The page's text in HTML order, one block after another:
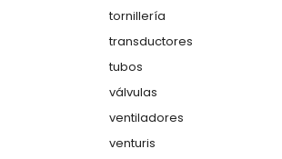
tornillería
transductores
tubos
válvulas
ventiladores
venturis